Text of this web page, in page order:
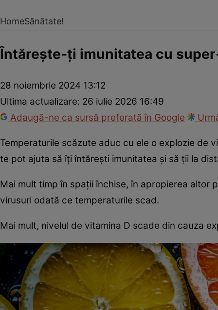
HomeSănătate!
Întărește-ți imunitatea cu
28 noiembrie 2024 13:12
Ultima actualizare: 26 iulie 2026 16:49
Adaugă-ne ca sursă preferată în Google
Temperaturile scăzute aduc cu ele o explozie de
te pot ajuta să îți întărești imunitatea și să ții la
Mai mult timp în spații închise, în apropierea altor
virusuri odată ce temperaturile scad.
Mai mult, nivelul de vitamina D scade din cauza